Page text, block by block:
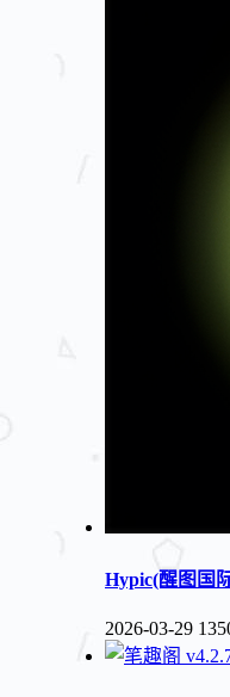
Hypic(醒图国
2026-03-29